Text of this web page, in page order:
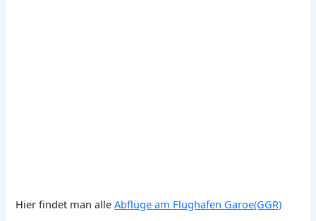
Hier findet man alleAbflüge am Flughafen Garoe(GGR)